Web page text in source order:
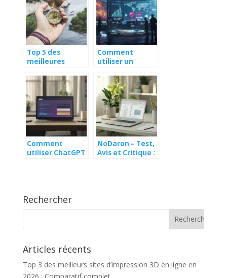
Top 5 des
meilleures
boussole en
Comment
utiliser un
en français pour
améliorer votre
SEO avec Chat
GPT
Comment
utiliser ChatGPT
NoDaron – Test,
Avis et Critique :
Rechercher
Articles récents
Top 3 des meilleurs sites d’impression 3D en ligne en
2026 : Comparatif complet